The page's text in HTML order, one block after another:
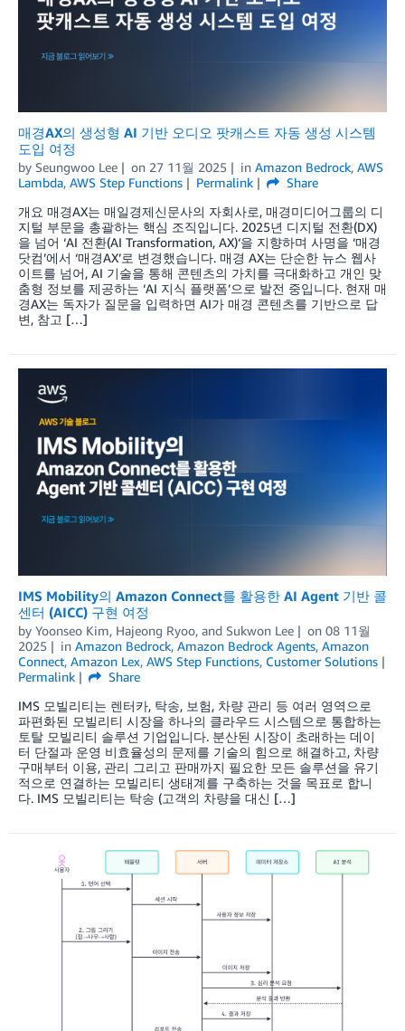
매경AX의 생성형 AI 기반 오디오 팟캐스트 자동 생성 시스템
도입 여정
by Seungwoo Lee on 27 11월 2025 in Amazon Bedrock, AWS
Lambda, AWS Step Functions Permalink
Share
개요 매경AX는 매일경제신문사의 자회사로, 매경미디어그룹의 디
지털 부문을 총괄하는 핵심 조직입니다. 2025년 디지털 전환(DX)
을 넘어 ‘AI 전환(AI Transformation, AX)‘을 지향하며 사명을 ‘매경
닷컴’에서 ‘매경AX’로 변경했습니다. 매경 AX는 단순한 뉴스 웹사
이트를 넘어, AI 기술을 통해 콘텐츠의 가치를 극대화하고 개인 맞
춤형 정보를 제공하는 ‘AI 지식 플랫폼’으로 발전 중입니다. 현재 매
경AX는 독자가 질문을 입력하면 AI가 매경 콘텐츠를 기반으로 답
변, 참고 […]
IMS Mobility의 Amazon Connect를 활용한 AI Agent 기반 콜
센터 (AICC) 구현 여정
by Yoonseo Kim, Hajeong Ryoo, and Sukwon Lee on 08 11월
2025
in Amazon Bedrock, Amazon Bedrock Agents, Amazon
Connect, Amazon Lex, AWS Step Functions, Customer Solutions
Permalink
Share
IMS 모빌리티는 렌터카, 탁송, 보험, 차량 관리 등 여러 영역으로
파편화된 모빌리티 시장을 하나의 클라우드 시스템으로 통합하는
토탈 모빌리티 솔루션 기업입니다. 분산된 시장이 초래하는 데이
터 단절과 운영 비효율성의 문제를 기술의 힘으로 해결하고, 차량
구매부터 이용, 관리 그리고 판매까지 필요한 모든 솔루션을 유기
적으로 연결하는 모빌리티 생태계를 구축하는 것을 목표로 합니
다. IMS 모빌리티는 탁송 (고객의 차량을 대신 […]